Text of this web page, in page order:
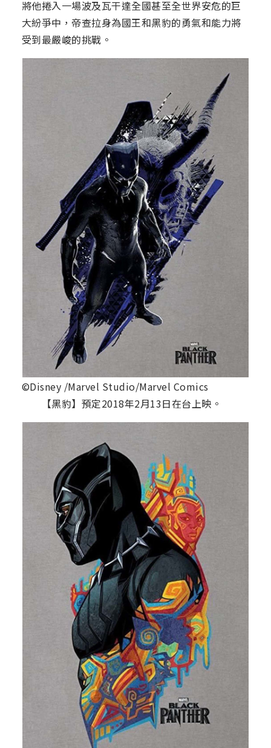
將他捲入一場波及瓦干達全國甚至全世界安危的巨
大紛爭中，帝查拉身為國王和黑豹的勇氣和能力將
受到最嚴峻的挑戰。
©Disney /Marvel Studio/Marvel Comics
【黑豹】預定2018年2月13日在台上映。